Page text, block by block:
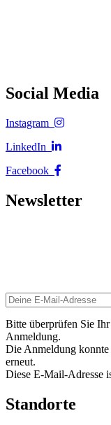
Social Media
Instagram
LinkedIn
Facebook
Newsletter
Bitte überprüfen Sie
Anmeldung.
Die Anmeldung konnte
erneut.
Diese E-Mail-Adresse
Standorte